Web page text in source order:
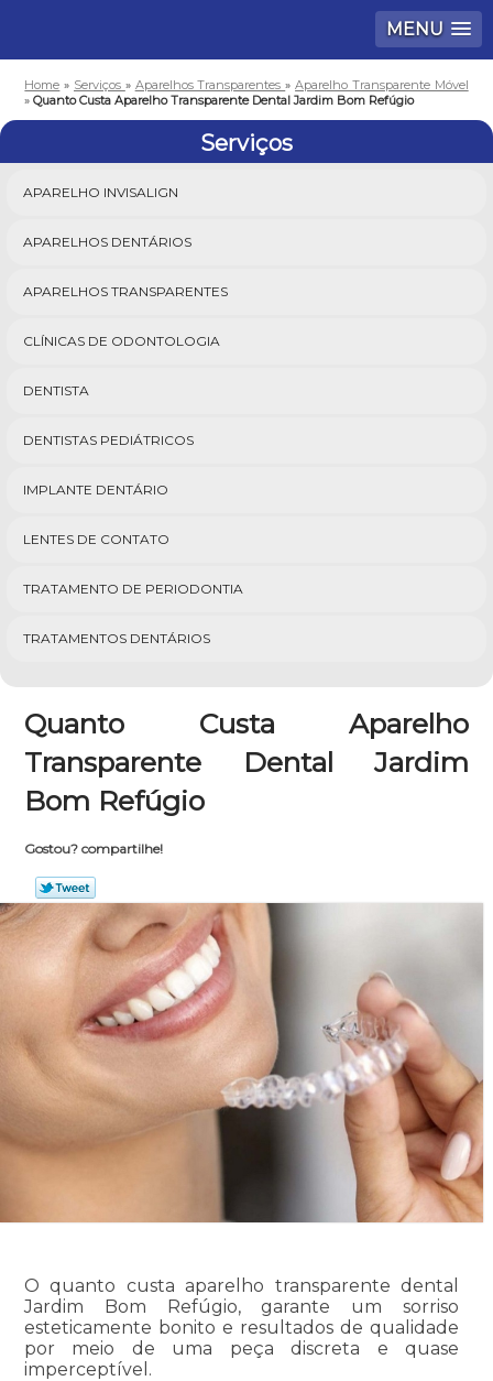
MENU
Home » Serviços » Aparelhos Transparentes»Aparelho Transparente Móvel
»Quanto Custa Aparelho Transparente Dental Jardim Bom Refúgio
Serviços
APARELHO INVISALIGN
APARELHOS DENTÁRIOS
APARELHOS TRANSPARENTES
CLÍNICAS DE ODONTOLOGIA
DENTISTA
DENTISTAS PEDIÁTRICOS
IMPLANTE DENTÁRIO
LENTES DE CONTATO
TRATAMENTO DE PERIODONTIA
TRATAMENTOS DENTÁRIOS
Quanto Custa Aparelho
Transparente Dental Jardim
Bom Refúgio
Gostou? compartilhe!
O quanto custa aparelho transparente dental
Jardim Bom Refúgio, garante um sorriso
esteticamente bonito e resultados de qualidade
por meio de uma peça discreta e quase
imperceptível.